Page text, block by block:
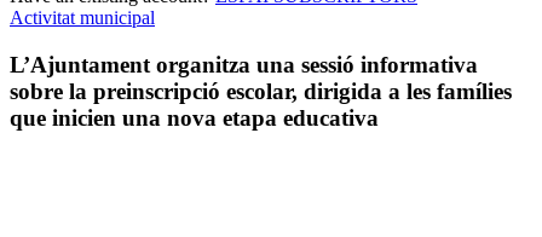
Activitat municipal
L’Ajuntament organitza una sessió informativa
sobre la preinscripció escolar, dirigida a les famílies
que inicien una nova etapa educativa